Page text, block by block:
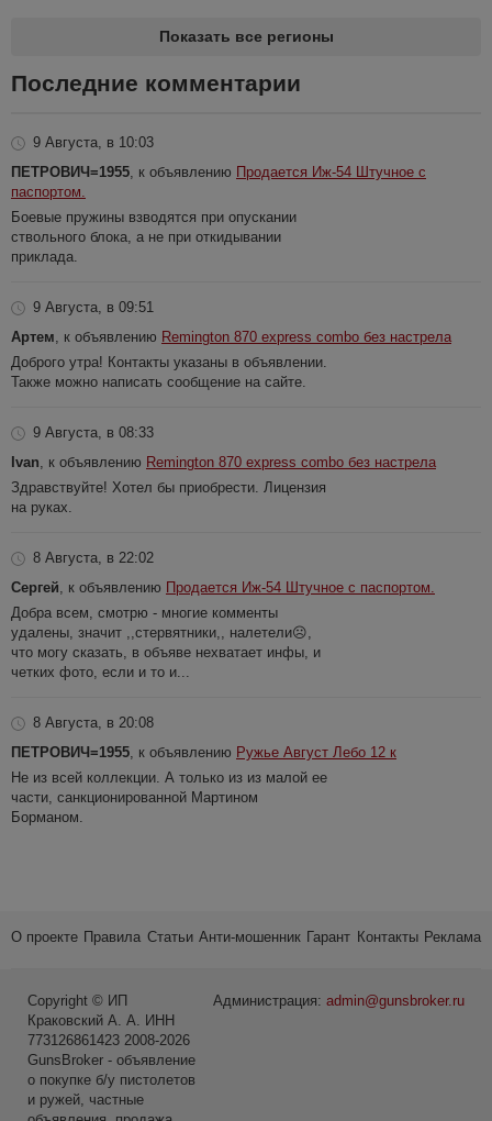
Показать все регионы
Последние комментарии
9 Августа, в 10:03
ПЕТРОВИЧ=1955 , к объявлению Продается Иж-54 Штучное с
паспортом.
Боевые пружины взводятся при опускании
ствольного блока, а не при откидывании
приклада.
9 Августа, в 09:51
Артем , к объявлению Remington 870 express combo без настрела
Доброго утра! Контакты указаны в объявлении.
Также можно написать сообщение на сайте.
9 Августа, в 08:33
Ivan , к объявлению Remington 870 express combo без настрела
Здравствуйте! Хотел бы приобрести. Лицензия
на руках.
8 Августа, в 22:02
Сергей , к объявлению Продается Иж-54 Штучное с паспортом.
Добра всем, смотрю - многие комменты
удалены, значит ,,стервятники,, налетели☹️,
что могу сказать, в объяве нехватает инфы, и
четких фото, если и то и...
8 Августа, в 20:08
ПЕТРОВИЧ=1955 , к объявлению Ружье Август Лебо 12 к
Не из всей коллекции. А только из из малой ее
части, санкционированной Мартином
Борманом.
О проекте Правила Статьи Анти-мошенник Гарант Контакты Реклама
Администрация: admin@gunsbroker.ru
Copyright © ИП
Краковский А. А. ИНН
773126861423 2008-2026
GunsBroker - объявление
о покупке б/у пистолетов
и ружей, частные